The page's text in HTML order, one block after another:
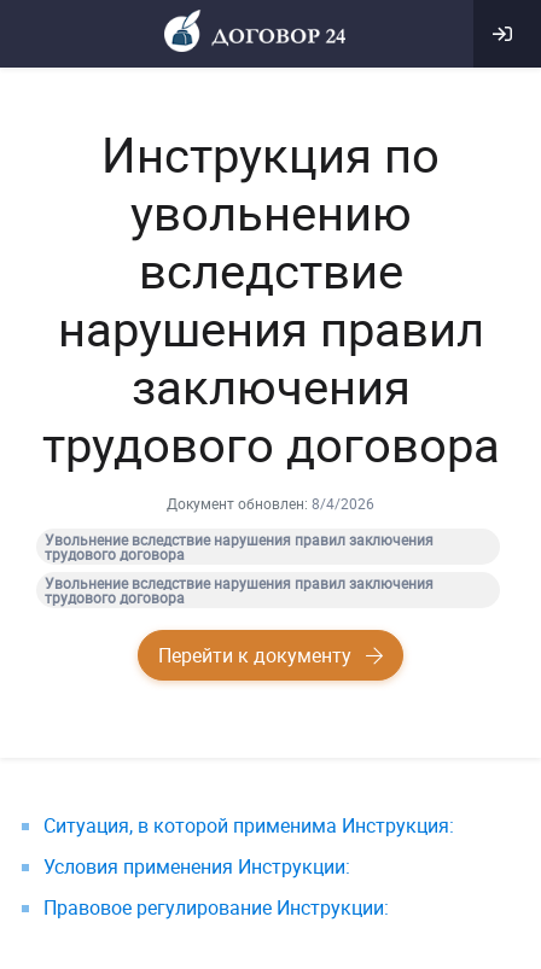
Инструкция по
увольнению
вследствие
нарушения правил
заключения
трудового договора
Документ обновлен: 8/4/2026
Увольнение вследствие нарушения правил заключения
трудового договора
Увольнение вследствие нарушения правил заключения
трудового договора
Перейти к документу
Ситуация, в которой применима Инструкция:
Условия применения Инструкции:
Правовое регулирование Инструкции: